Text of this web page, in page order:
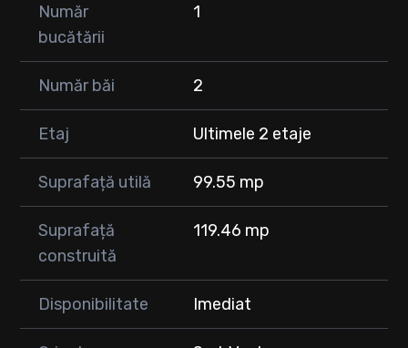
Număr
bucătării
1
Număr băi 2
Etaj Ultimele 2 etaje
Suprafață utilă 99.55 mp
Suprafață
construită
119.46 mp
Disponibilitate Imediat